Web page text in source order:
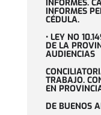
INFORMES.
INFORMES
CÉDULA.
• LEY NO
DE LA
AUDIENCIAS
TRABAJO.
EN
DE BUENOS